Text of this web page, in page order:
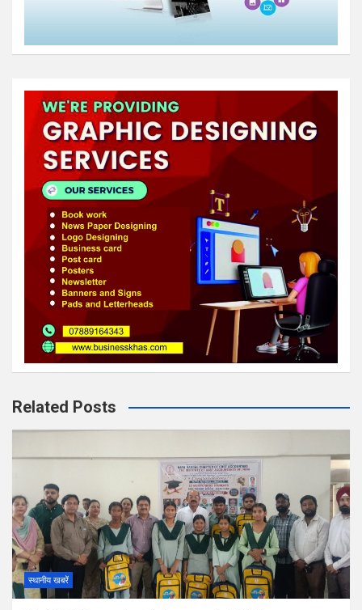
Related Posts
स्थानीय खबरें